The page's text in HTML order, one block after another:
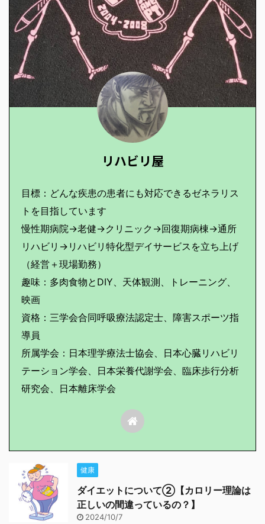
リハビリ屋
目標：どんな疾患の患者にも対応できるゼネラリス
トを目指しています
慢性期病院→老健→クリニック→回復期病棟→通所
リハビリ→リハビリ特化型デイサービスを立ち上げ
（経営＋現場勤務）
趣味：多肉食物とDIY、天体観測、トレーニング、
映画
資格：三学会合同呼吸療法認定士、障害スポーツ指
導員
所属学会：日本理学療法士協会、日本心臓リハビリ
テーション学会、日本栄養代謝学会、臨床歩行分析
研究会、日本離床学会
健康
ダイエットについて②【カロリー理論は
正しいの間違っているの？】
2024/10/7